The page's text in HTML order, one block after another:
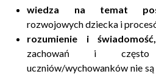
wiedza na temat
rozwojowych dziecka i
rozumienie i świadomość,
zachowań i często
uczniów/wychowanków nie